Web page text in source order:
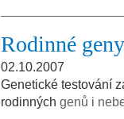
Rodinné geny
02.10.2007
Genetické testování
rodinných genů i